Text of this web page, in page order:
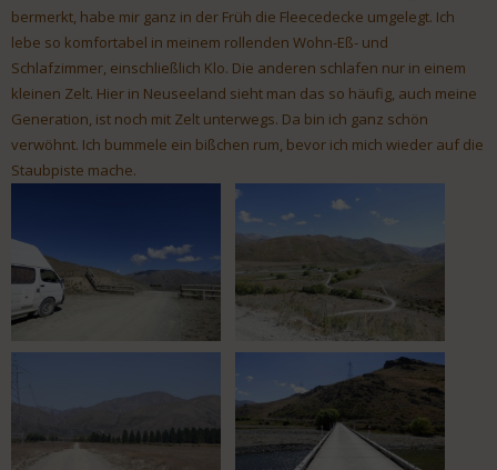
bermerkt, habe mir ganz in der Früh die Fleecedecke umgelegt. Ich
lebe so komfortabel in meinem rollenden Wohn-Eß- und
Schlafzimmer, einschließlich Klo. Die anderen schlafen nur in einem
kleinen Zelt. Hier in Neuseeland sieht man das so häufig, auch meine
Generation, ist noch mit Zelt unterwegs. Da bin ich ganz schön
verwöhnt. Ich bummele ein bißchen rum, bevor ich mich wieder auf die
Staubpiste mache.